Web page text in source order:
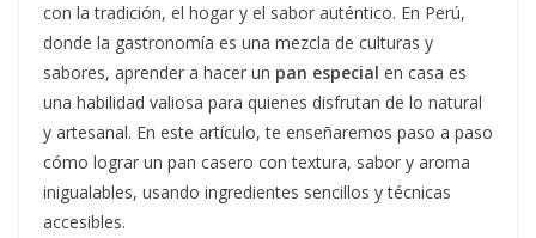
con la tradición, el hogar y el sabor auténtico. En Perú,
donde la gastronomía es una mezcla de culturas y
sabores, aprender a hacer un pan especial en casa es
una habilidad valiosa para quienes disfrutan de lo natural
y artesanal. En este artículo, te enseñaremos paso a paso
cómo lograr un pan casero con textura, sabor y aroma
inigualables, usando ingredientes sencillos y técnicas
accesibles.